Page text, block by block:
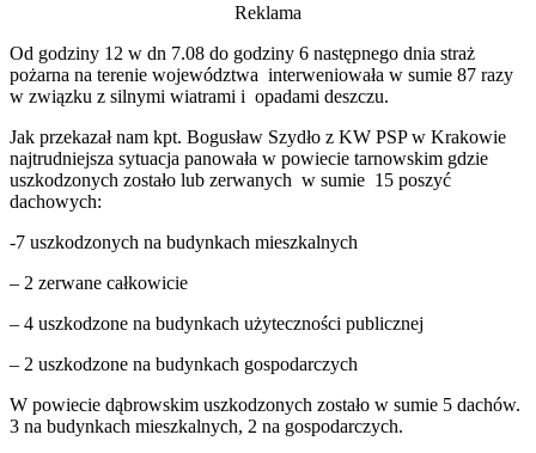
Reklama
Od godziny 12 w dn 7.08 do godziny 6 następnego dnia straż
pożarna na terenie województwa interweniowała w sumie 87 razy
w związku z silnymi wiatrami i opadami deszczu.
Jak przekazał nam kpt. Bogusław Szydło z KW PSP w Krakowie
najtrudniejsza sytuacja panowała w powiecie tarnowskim gdzie
uszkodzonych zostało lub zerwanych w sumie 15 poszyć
dachowych:
-7 uszkodzonych na budynkach mieszkalnych
– 2 zerwane całkowicie
– 4 uszkodzone na budynkach użyteczności publicznej
– 2 uszkodzone na budynkach gospodarczych
W powiecie dąbrowskim uszkodzonych zostało w sumie 5 dachów.
3 na budynkach mieszkalnych, 2 na gospodarczych.